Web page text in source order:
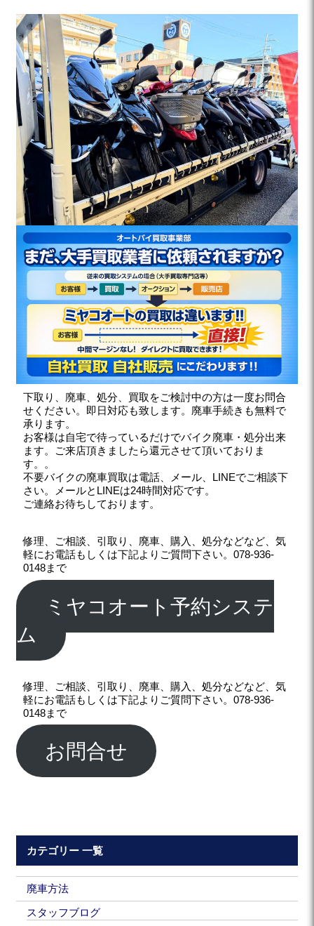
下取り、廃車、処分、買取をご検討中の方は一度お問合
せください。即日対応も致します。廃車手続きも無料で
承ります。
お客様は自宅で待っているだけでバイク廃車・処分出来
ます。ご来店頂きましたら還元させて頂いておりま
す。。
不要バイクの廃車買取は電話、メール、LINEでご相談下
さい。メールとLINEは24時間対応です。
ご連絡お待ちしております。
修理、ご相談、引取り、廃車、購入、処分などなど、気
軽にお電話もしくは下記よりご質問下さい。078-936-
0148まで
ミヤコオート予約システ
ム
修理、ご相談、引取り、廃車、購入、処分などなど、気
軽にお電話もしくは下記よりご質問下さい。078-936-
0148まで
お問合せ
カテゴリー 一覧
廃車方法
スタッフブログ